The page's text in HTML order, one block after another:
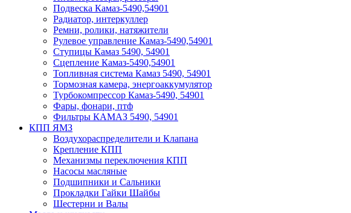
Подвеска Камаз-5490,54901
Радиатор, интеркуллер
Ремни, ролики, натяжители
Рулевое управление Камаз-5490,54901
Ступицы Камаз 5490, 54901
Сцепление Камаз-5490,54901
Топливная система Камаз 5490, 54901
Тормозная камера, энергоаккумулятор
Турбокомпрессор Камаз-5490, 54901
Фары, фонари, птф
Фильтры КАМАЗ 5490, 54901
КПП ЯМЗ
Воздухораспределители и Клапана
Крепление КПП
Механизмы переключения КПП
Насосы масляные
Подшипники и Сальники
Прокладки Гайки Шайбы
Шестерни и Валы